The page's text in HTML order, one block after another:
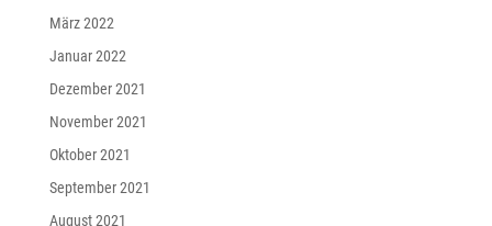
März 2022
Januar 2022
Dezember 2021
November 2021
Oktober 2021
September 2021
August 2021